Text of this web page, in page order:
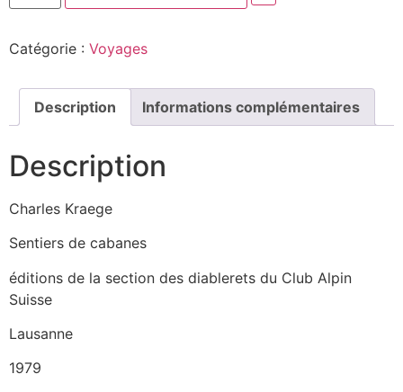
Catégorie : Voyages
Description Informations complémentaires
Description
Charles Kraege
Sentiers de cabanes
éditions de la section des diablerets du Club Alpin
Suisse
Lausanne
1979